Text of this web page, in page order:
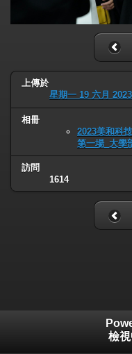
上傳於
星期一 19 六月 2023
相冊
2023美和科
第一場_大學
訪問
1614
檢